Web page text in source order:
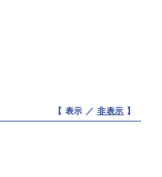
【 表示 ／ 非表示 】